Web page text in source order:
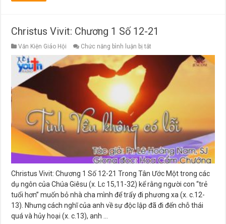
Christus Vivit: Chương 1 Số 12-21
Văn Kiện Giáo Hội Chức năng bình luận bị tắt
21
Christus Vivit: Chương 1 Số 12-21 Trong Tân Ước Một trong các
dụ ngôn của Chúa Giêsu (x. Lc 15,11-32) kể rằng người con “trẻ
tuổi hơn” muốn bỏ nhà cha mình để trẩy đi phương xa (x. c.12-
13). Nhưng cách nghĩ của anh về sự độc lập đã đi đến chỗ thái
quá và hủy hoại (x. c.13), anh …